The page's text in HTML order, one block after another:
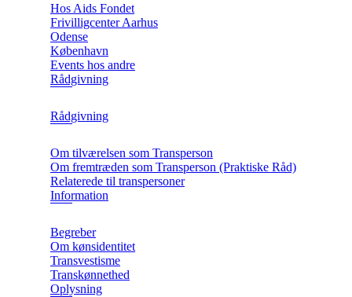
Hos Aids Fondet
Frivilligcenter Aarhus
Odense
København
Events hos andre
Rådgivning
Rådgivning
Om tilværelsen som Transperson
Om fremtræden som Transperson (Praktiske Råd)
Relaterede til transpersoner
Information
Begreber
Om kønsidentitet
Transvestisme
Transkønnethed
Oplysning